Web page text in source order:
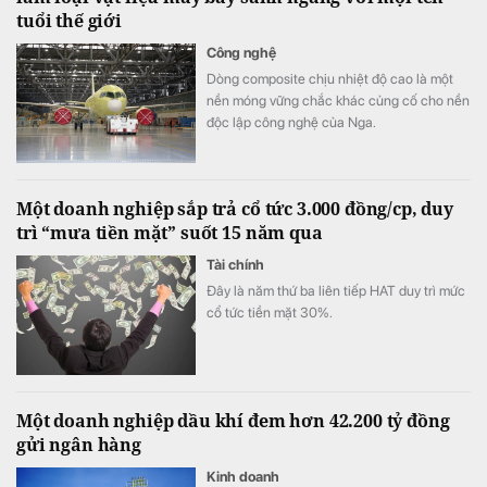
tuổi thế giới
Công nghệ
Dòng composite chịu nhiệt độ cao là một
nền móng vững chắc khác củng cố cho nền
độc lập công nghệ của Nga.
Một doanh nghiệp sắp trả cổ tức 3.000 đồng/cp, duy
trì “mưa tiền mặt” suốt 15 năm qua
Tài chính
Đây là năm thứ ba liên tiếp HAT duy trì mức
cổ tức tiền mặt 30%.
Một doanh nghiệp dầu khí đem hơn 42.200 tỷ đồng
gửi ngân hàng
Kinh doanh